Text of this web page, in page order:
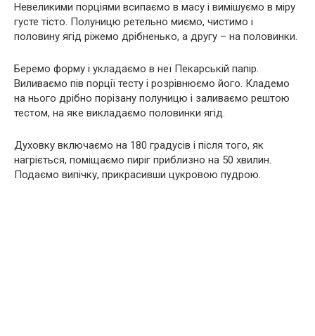
Невеликими порціями всипаємо в масу і вимішуємо в міру
густе тісто. Полуницю ретельно миємо, чистимо і
половину ягід ріжемо дрібненько, а другу – на половинки.
Беремо форму і укладаємо в неї Пекарській папір.
Виливаємо пів порції тесту і розрівнюємо його. Кладемо
на нього дрібно порізану полуницю і заливаємо рештою
тестом, на яке викладаємо половинки ягід.
Духовку включаємо на 180 градусів і після того, як
нагріється, поміщаємо пиріг приблизно на 50 хвилин.
Подаємо випічку, прикрасивши цукровою пудрою.